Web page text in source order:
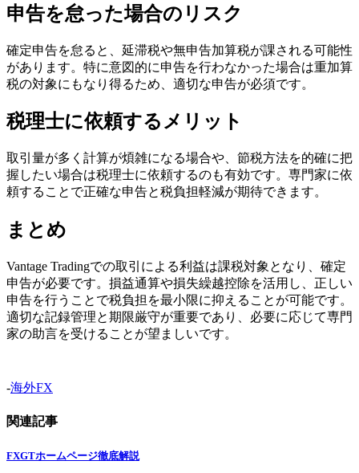
申告を怠った場合のリスク
確定申告を怠ると、延滞税や無申告加算税が課される可能性
があります。特に意図的に申告を行わなかった場合は重加算
税の対象にもなり得るため、適切な申告が必須です。
税理士に依頼するメリット
取引量が多く計算が煩雑になる場合や、節税方法を的確に把
握したい場合は税理士に依頼するのも有効です。専門家に依
頼することで正確な申告と税負担軽減が期待できます。
まとめ
Vantage Tradingでの取引による利益は課税対象となり、確定
申告が必要です。損益通算や損失繰越控除を活用し、正しい
申告を行うことで税負担を最小限に抑えることが可能です。
適切な記録管理と期限厳守が重要であり、必要に応じて専門
家の助言を受けることが望ましいです。
-海外FX
関連記事
FXGTホームページ徹底解説